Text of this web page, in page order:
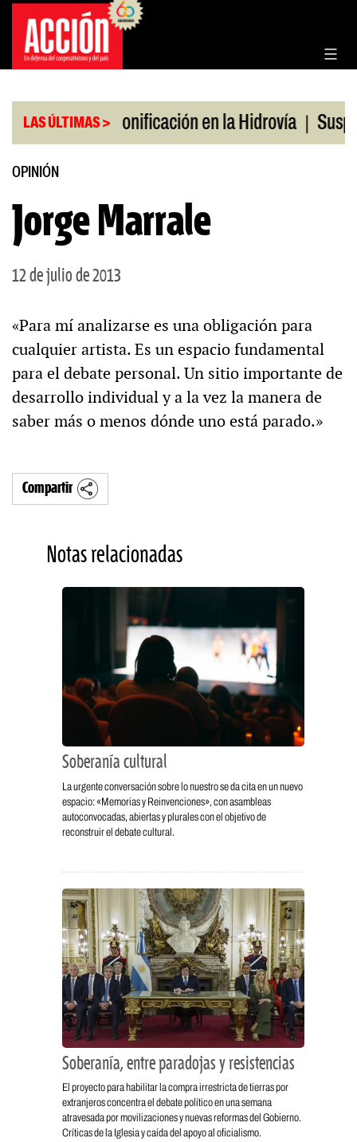
Saltar
contenido
LAS ÚLTIMAS >
en julio | Bonificación en la Hidrovía |
OPINIÓN
Jorge Marrale
12 de julio de 2013
«Para mí analizarse es una obligación para
cualquier artista. Es un espacio fundamental
para el debate personal. Un sitio importante de
desarrollo individual y a la vez la manera de
saber más o menos dónde uno está parado.»
Compartir
Notas relacionadas
Soberanía cultural
La urgente conversación sobre lo nuestro se da cita en un nuevo
espacio: «Memorias y Reinvenciones», con asambleas
autoconvocadas, abiertas y plurales con el objetivo de
reconstruir el debate cultural.
Soberanía, entre paradojas y resistencias
El proyecto para habilitar la compra irrestricta de tierras por
extranjeros concentra el debate político en una semana
atravesada por movilizaciones y nuevas reformas del Gobierno.
Críticas de la Iglesia y caída del apoyo al oficialismo.